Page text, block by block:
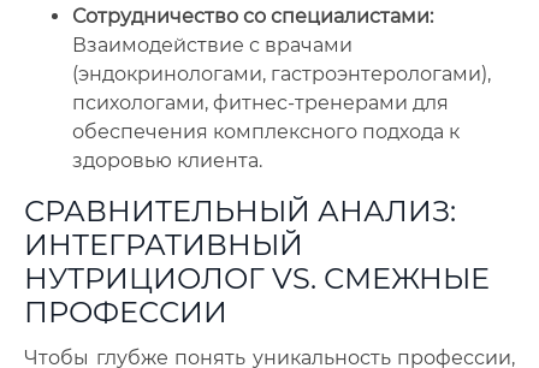
Сотрудничество со специалистами:
Взаимодействие с врачами
(эндокринологами, гастроэнтерологами),
психологами, фитнес-тренерами для
обеспечения комплексного подхода к
здоровью клиента.
СРАВНИТЕЛЬНЫЙ АНАЛИЗ:
ИНТЕГРАТИВНЫЙ
НУТРИЦИОЛОГ VS. СМЕЖНЫЕ
ПРОФЕССИИ
Чтобы глубже понять уникальность профессии,